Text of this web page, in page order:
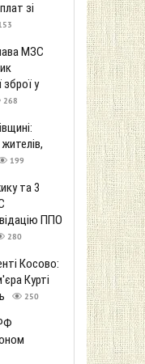
зі
МЗС
у
268
199
та 3
ППО
280
Косово:
Курті
250